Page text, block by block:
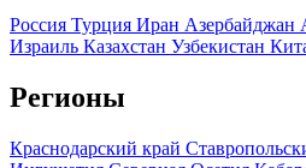
Россия Турция Иран Азербайджан
Израиль Казахстан Узбекистан
Регионы
Краснодарский край